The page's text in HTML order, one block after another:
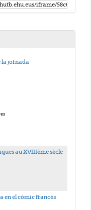
la jornada
au XVIIIème sècle
en el cómic francés